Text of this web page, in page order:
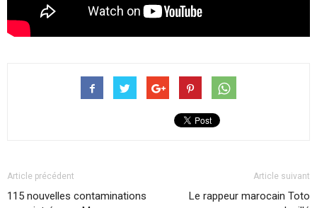
Article précédent
115 nouvelles contaminations
Article suivant
Le rappeur marocain Toto